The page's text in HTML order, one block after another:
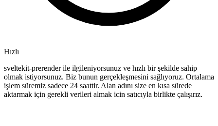
Hızlı
sveltekit-prerender ile ilgileniyorsunuz ve hızlı bir şekilde sahip
olmak istiyorsunuz. Biz bunun gerçekleşmesini sağlıyoruz. Ortalama
işlem süremiz sadece 24 saattir. Alan adını size en kısa sürede
aktarmak için gerekli verileri almak icin satıcıyla birlikte çalışırız.